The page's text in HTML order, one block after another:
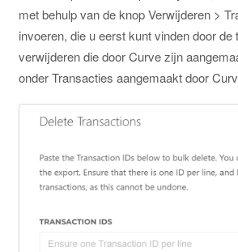
met behulp van de knop Verwijderen >
invoeren, die u eerst kunt vinden door
verwijderen die door Curve zijn
onder Transacties aangemaakt door